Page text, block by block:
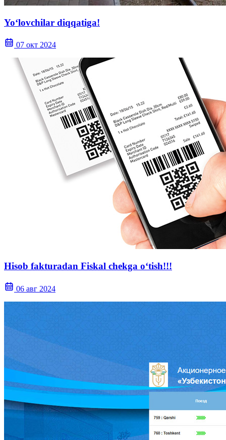
Yo‘lovchilar diqqatiga!
07 окт 2024
Hisob fakturadan Fiskal chekga o‘tish!!!
06 авг 2024